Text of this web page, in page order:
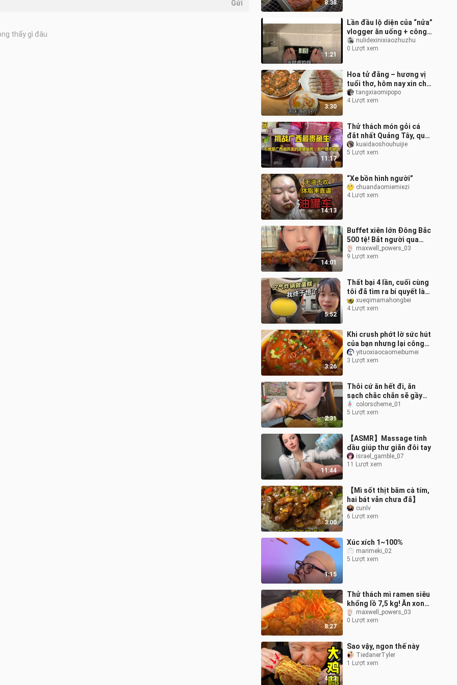
8:38
1:21
Lần đầu lộ diện của “nửa”
vlogger ăn uống + công
khai cân nặng?
nulidexinixiaozhuzhu
0 Lượt xem
3:30
Hoa tử đằng – hương vị
tuổi thơ, hôm nay xin chia
sẻ ba cách chế biến hoa
tử đằng
tangxiaomipopo
4 Lượt xem
11:17
Thử thách món gỏi cá
đắt nhất Quảng Tây, quả
nhiên là cô gái mổ cá tài
ba nhất Quảng Tây, khách
kuaidaoshouhuijie
5 Lượt xem
14:13
“Xe bồn hình người”
chuandaomiemiezi
4 Lượt xem
14:01
Buffet xiên lớn Đông Bắc
500 tệ! Bắt người qua
đường để chống hàng
giả? Thế mà ông anh lại
maxwell_powers_03
9 Lượt xem
5:52
Thất bại 4 lần, cuối cùng
tôi đã tìm ra bí quyết làm
bánh gato bằng nồi chiên
không dầu! Bạn nào có
xueqimamahongbei
4 Lượt xem
3:26
Khi crush phớt lờ sức hút
của bạn nhưng lại công
nhận khả năng ăn uống
của bạn
yituoxiaocaomeibumei
3 Lượt xem
2:31
Thôi cứ ăn hết đi, ăn
sạch chắc chắn sẽ gầy
thôi~ Đĩa hải sản cay
nồng
colorscheme_01
5 Lượt xem
11:44
【ASMR】Massage tinh
dầu giúp thư giãn đôi tay
israel_gamble_07
11 Lượt xem
3:00
【Mì sốt thịt băm cà tím,
hai bát vẫn chưa đã】
cunlv
6 Lượt xem
1:15
Xúc xích 1~100%
marimeki_02
5 Lượt xem
8:27
Thử thách mì ramen siêu
khổng lồ 7,5 kg! Ăn xong
có nhận được phần
thưởng thành công
maxwell_powers_03
0 Lượt xem
4:13
Sao vậy, ngon thế này
TiedanerTyler
1 Lượt xem
Gửi
thấy gì đâu